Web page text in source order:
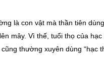
là con vật mà thần tiên
mây. Vì thế, tuổi thọ của
thường xuyên dùng “hạc